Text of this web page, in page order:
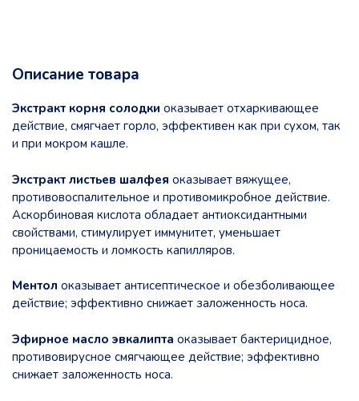
Описание товара
Экстракт корня солодки оказывает отхаркивающее
действие, смягчает горло, эффективен как при сухом, так
и при мокром кашле.
Экстракт листьев шалфея оказывает вяжущее,
противовоспалительное и противомикробное действие.
Аскорбиновая кислота обладает антиоксидантными
свойствами, стимулирует иммунитет, уменьшает
проницаемость и ломкость капилляров.
Ментол оказывает антисептическое и обезболивающее
действие; эффективно снижает заложенность носа.
Эфирное масло эвкалипта оказывает бактерицидное,
противовирусное смягчающее действие; эффективно
снижает заложенность носа.